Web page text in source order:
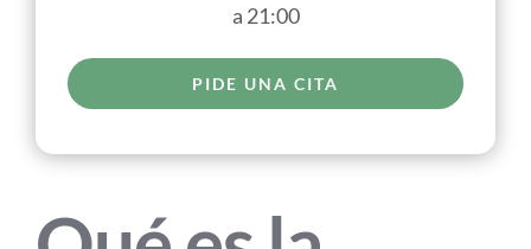
a 21:00
PIDE UNA CITA